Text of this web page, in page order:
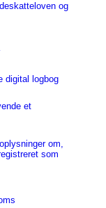
og
digital logbog
et
om,
som